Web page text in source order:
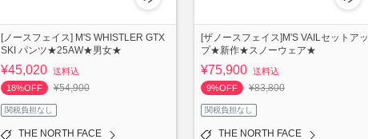
[ノースフェイス] M'S WHISTLER GTX
SKI パンツ★25AW★男女★
¥45,020 送料込
18%OFF
¥54,900
関税負担なし
THE NORTH FACE
[ザノースフェイス]M'S VAILセットアッ
プ★新作★スノーウェア★
¥75,900 送料込
9%OFF
¥83,800
関税負担なし
THE NORTH FACE